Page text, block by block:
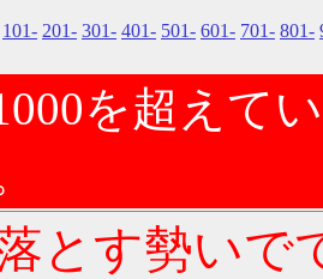
101- 201- 301- 401- 501- 601- 701- 801-
を超えて
とす勢い